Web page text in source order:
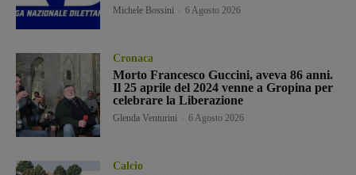
Michele Bossini 6 Agosto 2026
Cronaca
Morto Francesco Guccini, aveva 86 anni.
Il 25 aprile del 2024 venne a Gropina per
celebrare la Liberazione
Glenda Venturini 6 Agosto 2026
Calcio